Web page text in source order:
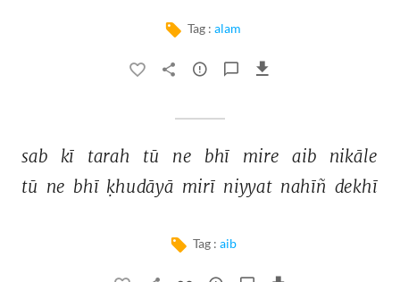
Tag : alam
sab kī tarah tū ne bhī mire aib
nikāle
tū ne bhī ḳhudāyā mirī niyyat nahīñ dekhī
Tag : aib